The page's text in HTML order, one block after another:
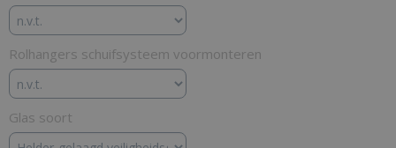
Rolhangers schuifsysteem voormonteren
Glas soort